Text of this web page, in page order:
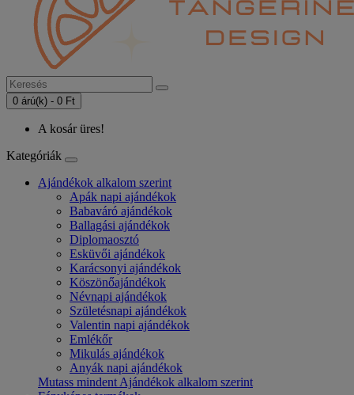
0 árú(k) - 0 Ft
A kosár üres!
Kategóriák
Ajándékok alkalom szerint
Apák napi ajándékok
Babaváró ajándékok
Ballagási ajándékok
Diplomaosztó
Esküvői ajándékok
Karácsonyi ajándékok
Köszönőajándékok
Névnapi ajándékok
Születésnapi ajándékok
Valentin napi ajándékok
Emlékőr
Mikulás ajándékok
Anyák napi ajándékok
Mutass mindent Ajándékok alkalom szerint